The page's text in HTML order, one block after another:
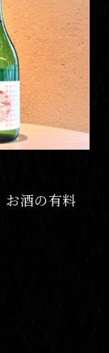
味噌煮込う